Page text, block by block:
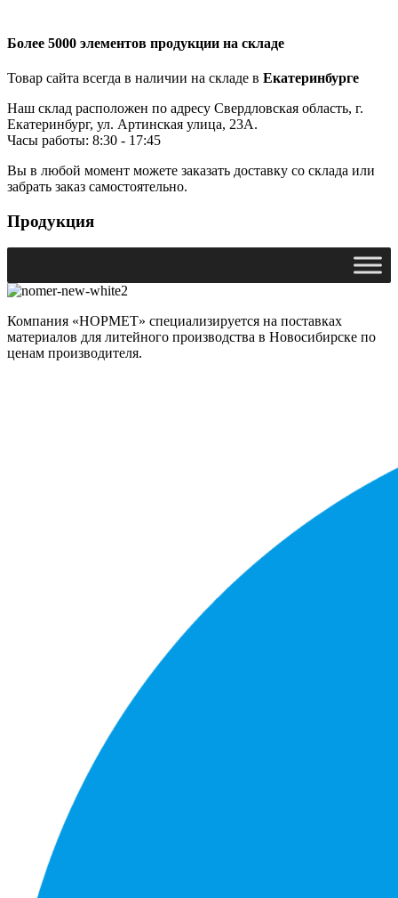
Более 5000 элементов продукции на складе
Товар сайта всегда в наличии на складе в Екатеринбурге
Наш склад расположен по адресу Свердловская область, г.
Екатеринбург, ул. Артинская улица, 23А.
Часы работы: 8:30 - 17:45
Вы в любой момент можете заказать доставку со склада или
забрать заказ самостоятельно.
Продукция
Компания «НОРМЕТ» специализируется на поставках
материалов для литейного производства в Новосибирске по
ценам производителя.